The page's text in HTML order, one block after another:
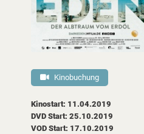
Kinobuchung
Kinostart: 11.04.2019
DVD Start: 25.10.2019
VOD Start: 17.10.2019